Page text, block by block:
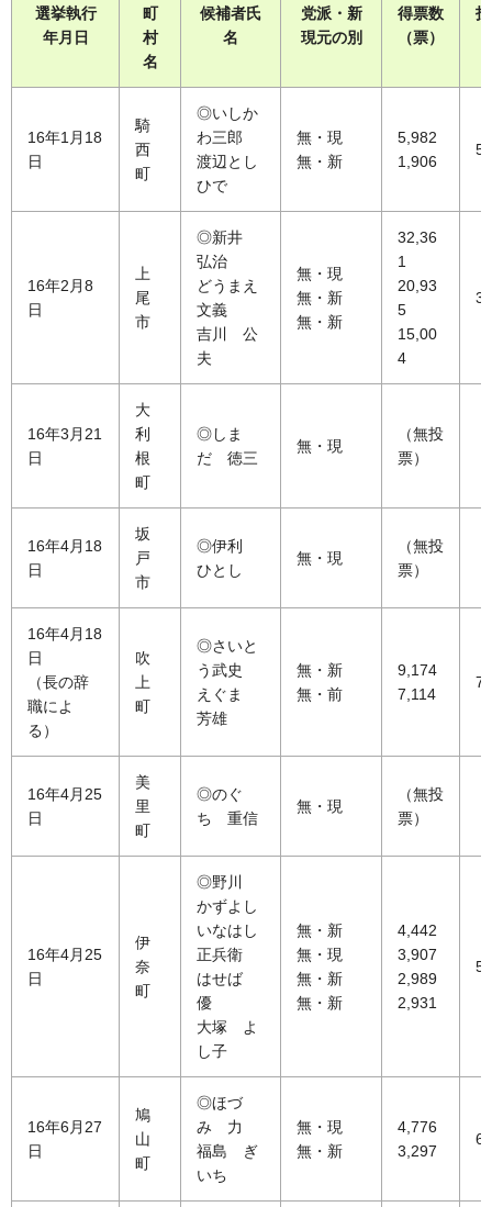
選挙執行
年月日
町
村
名
候補者氏
名
党派・新
現元の別
得票数
（票）
16年1月18
日
騎
西
町
◎いしか
わ三郎
渡辺とし
ひで
無・現
無・新
5,982
1,906
16年2月8
日
上
尾
市
◎新井
弘治
どうまえ
文義
吉川 公
夫
無・現
無・新
無・新
32,36
1
20,93
5
15,00
4
16年3月21
日
大
利
根
町
◎しま
だ 徳三
無・現
（無投
票）
16年4月18
日
坂
戸
市
◎伊利
ひとし
無・現
（無投
票）
16年4月18
日
（長の辞
職によ
る）
吹
上
町
◎さいと
う武史
えぐま
芳雄
無・新
無・前
9,174
7,114
16年4月25
日
美
里
町
◎のぐ
ち 重信
無・現
（無投
票）
16年4月25
日
伊
奈
町
◎野川
かずよし
いなはし
正兵衛
はせば
優
大塚 よ
し子
無・新
無・現
無・新
無・新
4,442
3,907
2,989
2,931
16年6月27
日
鳩
山
町
◎ほづ
み 力
福島 ぎ
いち
無・現
無・新
4,776
3,297